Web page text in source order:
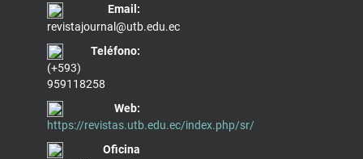
Email:
revistajournal@utb.edu.ec
Teléfono:
(+593)
959118258
Web:
https://revistas.utb.edu.ec/index.php/sr/
Oficina